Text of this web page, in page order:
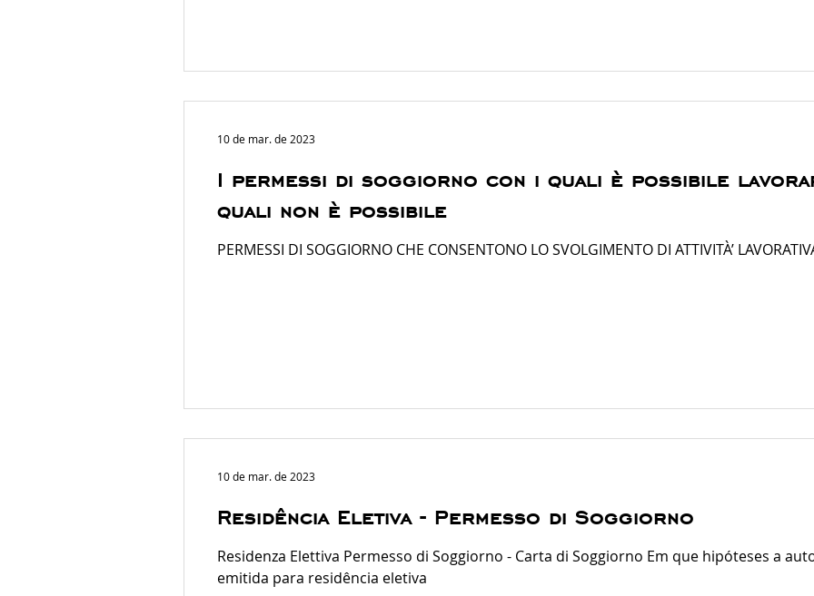
I permessi di soggiorno con i quali è possibile
quali non è possibile
PERMESSI DI SOGGIORNO CHE CONSENTONO LO SVOLGIMENTO DI ATTIVITÀ’
10 de mar. de 2023
Residência Eletiva - Permesso di Soggiorno
Residenza Elettiva Permesso di Soggiorno - Carta di Soggiorno Em que hipóteses a
emitida para residência eletiva
10 de mar. de 2023